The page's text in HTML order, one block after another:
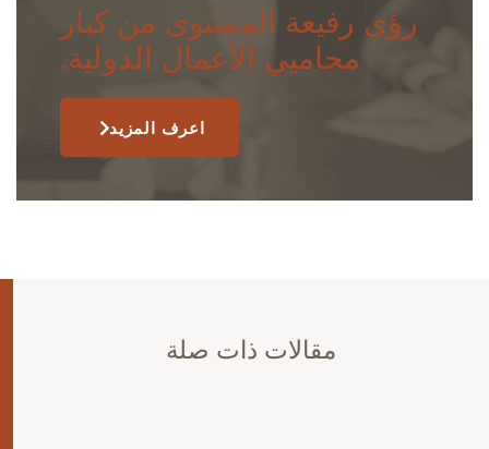
رؤى رفيعة المستوى من كبار
محاميي الأعمال الدولية.
اعرف المزيد
مقالات ذات صلة